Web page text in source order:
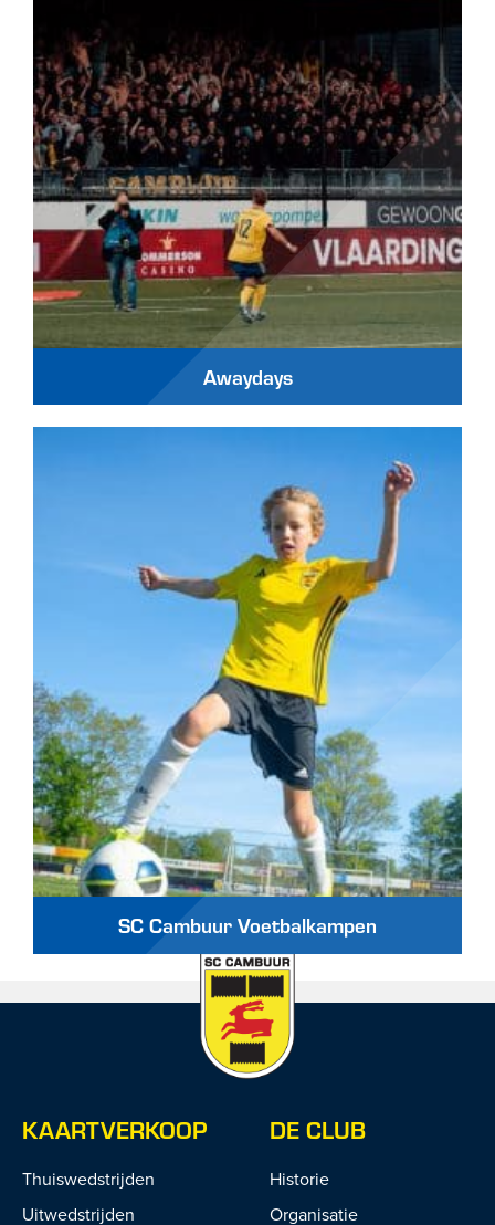
Awaydays
SC Cambuur Voetbalkampen
KAARTVERKOOP
Thuiswedstrijden
Uitwedstrijden
DE CLUB
Historie
Organisatie